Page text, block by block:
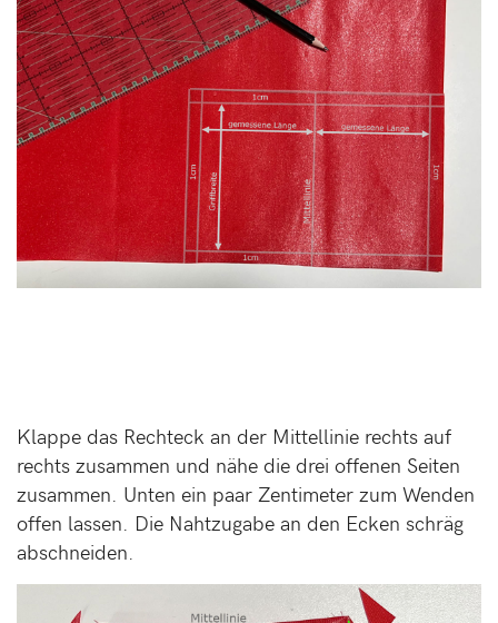
Klappe das Rechteck an der Mittellinie rechts auf
rechts zusammen und nähe die drei offenen Seiten
zusammen. Unten ein paar Zentimeter zum Wenden
offen lassen. Die Nahtzugabe an den Ecken schräg
abschneiden.